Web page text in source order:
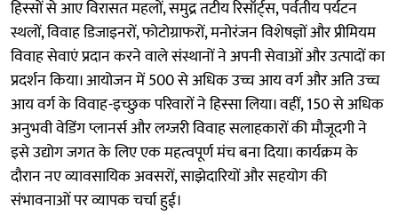
हिस्सों से आए विरासत महलों, समुद्र तटीय रिसॉर्ट्स, पर्वतीय पर्यटन
स्थलों, विवाह डिजाइनरों, फोटोग्राफरों, मनोरंजन विशेषज्ञों और प्रीमियम
विवाह सेवाएं प्रदान करने वाले संस्थानों ने अपनी सेवाओं और उत्पादों का
प्रदर्शन किया। आयोजन में 500 से अधिक उच्च आय वर्ग और अति उच्च
आय वर्ग के विवाह-इच्छुक परिवारों ने हिस्सा लिया। वहीं, 150 से अधिक
अनुभवी वेडिंग प्लानर्स और लग्जरी विवाह सलाहकारों की मौजूदगी ने
इसे उद्योग जगत के लिए एक महत्वपूर्ण मंच बना दिया। कार्यक्रम के
दौरान नए व्यावसायिक अवसरों, साझेदारियों और सहयोग की
संभावनाओं पर व्यापक चर्चा हुई।